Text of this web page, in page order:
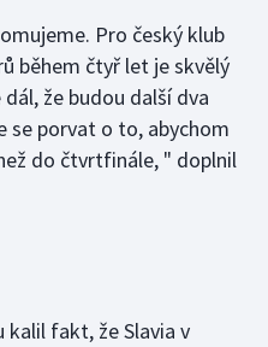
Pro český klub
během čtyř let je skvělý
že budou další dva
se porvat o to, abychom
do čtvrtfinále, " doplnil
fakt, že Slavia v